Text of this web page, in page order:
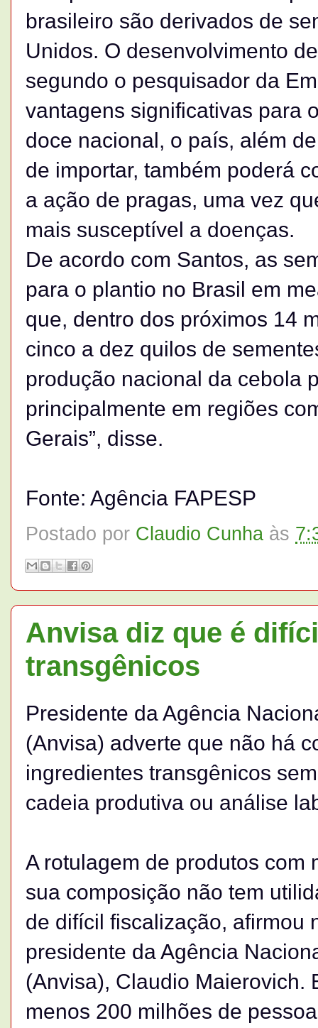
brasileiro são derivados de
Unidos. O desenvolvimento
segundo o pesquisador da
vantagens significativas para
doce nacional, o país, além
de importar, também poderá
a ação de pragas, uma vez
mais susceptível a doenças.
De acordo com Santos, as
para o plantio no Brasil em
que, dentro dos próximos 14
cinco a dez quilos de
produção nacional da cebola
principalmente em regiões
Gerais”, disse.
Fonte: Agência FAPESP
Postado por Claudio Cunha às
Anvisa diz que é
transgênicos
Presidente da Agência
(Anvisa) adverte que não há
ingredientes transgênicos
cadeia produtiva ou análise
A rotulagem de produtos com
sua composição não tem
de difícil fiscalização, afirmou
presidente da Agência
(Anvisa), Claudio Maierovich.
menos 200 milhões de